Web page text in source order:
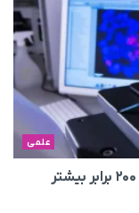
علمی